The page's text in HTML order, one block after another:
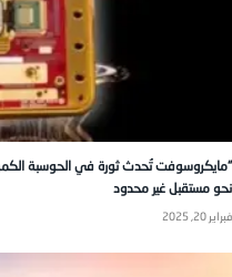
نحو مستقبل غير محدود
فبراير 20, 2025